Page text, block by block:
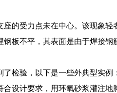
的受力点未在中心。该现象轻
板不平，其表面是由于焊接钢
检验，以下是一些外典型实例：
设计要求，用环氧砂浆灌注地